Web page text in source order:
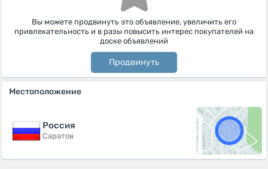
Вы можете продвинуть это объявление, увеличить его
привлекательность и в разы повысить интерес покупателей на
доске объявлений
Продвинуть
Местоположение
Россия
Саратов